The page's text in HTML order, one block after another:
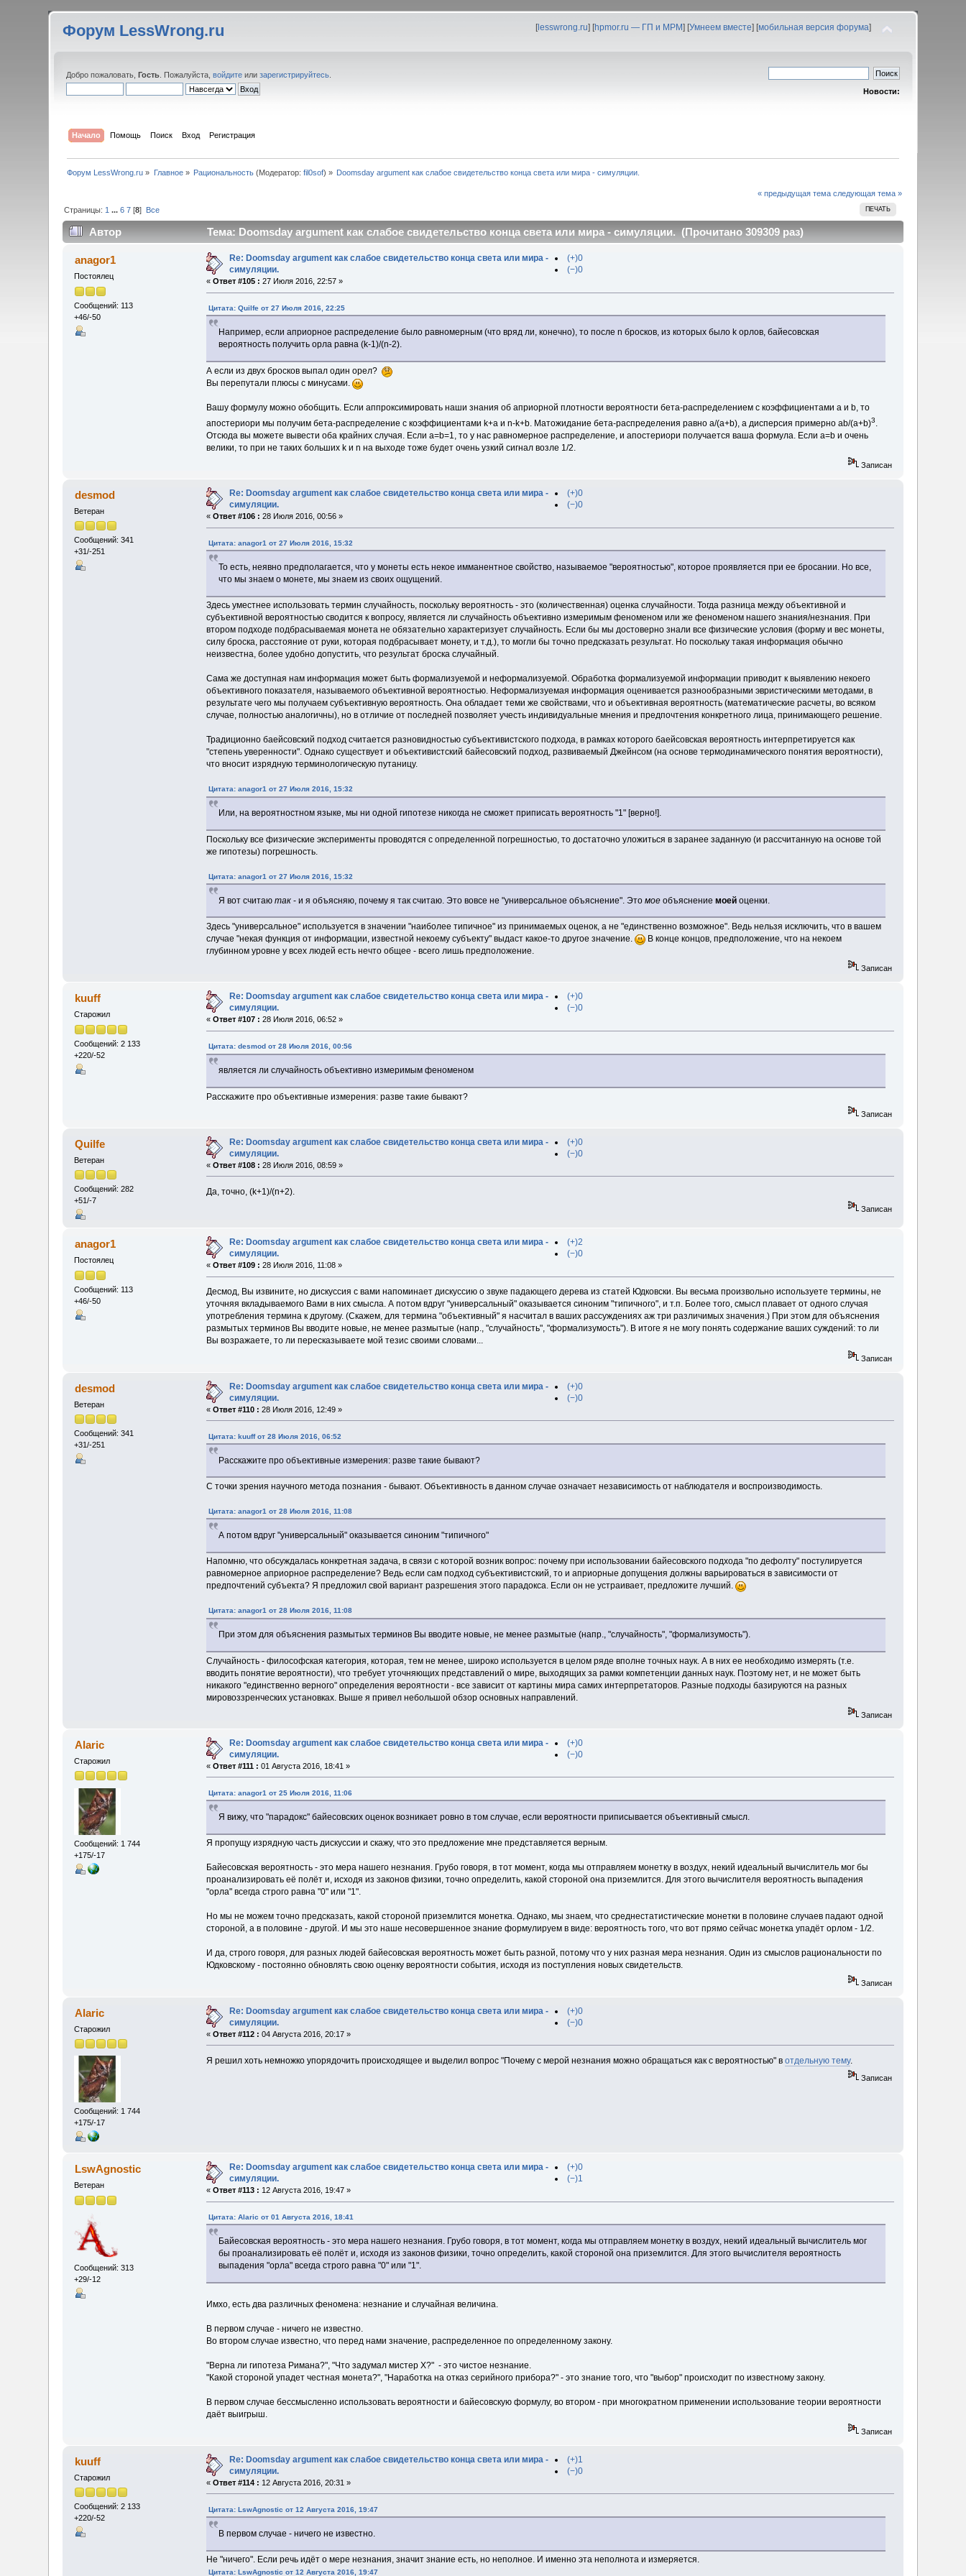
Форум LessWrong.ru [lesswrong.ru] [hpmor.ru — ГП и МРМ] [Умнеем вместе] [мобильная версия форума]
Добро пожаловать,Гость . Пожалуйста,войдите илизарегистрируйтесь
Новости:
Начало Помощь Поиск Вход Регистрация
Форум LessWrong.ru » Главное» Рациональность (Модератор:fil0sof) » Doomsday argument как слабое свидетельство конца света или мира - симуляции.
« предыдущая тема следующая тема »
ПЕЧАТЬ
Страницы: 1 ...6 7 [8] Все
Автор Тема: Doomsday argument как слабое свидетельство конца света или мира - симуляции. (Прочитано 309309 раз)
anagor1
Постоялец
Сообщений: 113
+46/-50
Re: Doomsday argument как слабое свидетельство конца света или мира -
симуляции.
« Ответ #105 : 27 Июля 2016, 22:57 »
(+)0
(−)0
Цитата: Quilfe от 27 Июля 2016, 22:25
Например, если априорное распределение было равномерным (что вряд ли, конечно), то после n бросков, из которых было k орлов, байесовская
вероятность получить орла равна (k-1)/(n-2).
А если из двух бросков выпал один орел?
Вы перепутали плюсы с минусами.
Вашу формулу можно обобщить. Если аппроксимировать наши знания об априорной плотности вероятности бета-распределением с коэффициентами a и b, то
апостериори мы получим бета-распределение с коэффициентами k+a и n-k+b. Матожидание бета-распределения равно a/(a+b), а дисперсия примерно ab/(a+b)3
Отсюда вы можете вывести оба крайних случая. Если a=b=1, то у нас равномерное распределение, и апостериори получается ваша формула. Если a=b и очень
велики, то при не таких больших k и n на выходе тоже будет очень узкий сигнал возле 1/2.
Записан
desmod
Ветеран
Сообщений: 341
+31/-251
Re: Doomsday argument как слабое свидетельство конца света или мира -
симуляции.
« Ответ #106 : 28 Июля 2016, 00:56 »
(+)0
(−)0
Цитата: anagor1 от 27 Июля 2016, 15:32
То есть, неявно предполагается, что у монеты есть некое имманентное свойство, называемое "вероятностью", которое проявляется при ее бросании. Но все,
что мы знаем о монете, мы знаем из своих ощущений.
Здесь уместнее использовать термин случайность, поскольку вероятность - это (количественная) оценка случайности. Тогда разница между объективной и
субъективной вероятностью сводится к вопросу, является ли случайность объективно измеримым феноменом или же феноменом нашего знания/незнания. При
втором подходе подбрасываемая монета не обязательно характеризует случайность. Если бы мы достоверно знали все физические условия (форму и вес монеты,
силу броска, расстояние от руки, которая подбрасывает монету, и т.д.), то могли бы точно предсказать результат. Но поскольку такая информация обычно
неизвестна, более удобно допустить, что результат броска случайный.
Сама же доступная нам информация может быть формализуемой и неформализуемой. Обработка формализуемой информации приводит к выявлению некоего
объективного показателя, называемого объективной вероятностью. Неформализуемая информация оценивается разнообразными эвристическими методами, в
результате чего мы получаем субъективную вероятность. Она обладает теми же свойствами, что и объективная вероятность (математические расчеты, во всяком
случае, полностью аналогичны), но в отличие от последней позволяет учесть индивидуальные мнения и предпочтения конкретного лица, принимающего решение.
Традиционно баейсовский подход считается разновидностью субъективистского подхода, в рамках которого баейсовская вероятность интерпретируется как
"степень уверенности". Однако существует и объективистский байесовский подход, развиваемый Джейнсом (на основе термодинамического понятия вероятности),
что вносит изрядную терминологическую путаницу.
Цитата: anagor1 от 27 Июля 2016, 15:32
Или, на вероятностном языке, мы ни одной гипотезе никогда не сможет приписать вероятность "1" [верно!].
Поскольку все физические эксперименты проводятся с определенной погрешностью, то достаточно уложиться в заранее заданную (и рассчитанную на основе той
же гипотезы) погрешность.
Цитата: anagor1 от 27 Июля 2016, 15:32
Я вот считаютак - и я объясняю, почему я так считаю. Это вовсе не "универсальное объяснение". Этомое объяснениемоей оценки.
Здесь "универсальное" используется в значении "наиболее типичное" из принимаемых оценок, а не "единственно возможное". Ведь нельзя исключить, что в вашем
случае "некая функция от информации, известной некоему субъекту" выдаст какое-то другое значение.
В конце концов, предположение, что на некоем
глубинном уровне у всех людей есть нечто общее - всего лишь предположение.
Записан
kuuff
Старожил
Сообщений: 2 133
+220/-52
Re: Doomsday argument как слабое свидетельство конца света или мира -
симуляции.
« Ответ #107 : 28 Июля 2016, 06:52 »
(+)0
(−)0
Цитата: desmod от 28 Июля 2016, 00:56
является ли случайность объективно измеримым феноменом
Расскажите про объективные измерения: разве такие бывают?
Записан
Quilfe
Ветеран
Сообщений: 282
+51/-7
Re: Doomsday argument как слабое свидетельство конца света или мира -
симуляции.
« Ответ #108 : 28 Июля 2016, 08:59 »
(+)0
(−)0
Да, точно, (k+1)/(n+2).
Записан
anagor1
Постоялец
Сообщений: 113
+46/-50
Re: Doomsday argument как слабое свидетельство конца света или мира -
симуляции.
« Ответ #109 : 28 Июля 2016, 11:08 »
(+)2
(−)0
Десмод, Вы извините, но дискуссия с вами напоминает дискуссию о звуке падающего дерева из статей Юдковски. Вы весьма произвольно используете термины, не
уточняя вкладываемого Вами в них смысла. А потом вдруг "универсальный" оказывается синоним "типичного", и т.п. Более того, смысл плавает от одного случая
употребления термина к другому. (Скажем, для термина "объективный" я насчитал в ваших рассуждениях аж три различимых значения.) При этом для объяснения
размытых терминов Вы вводите новые, не менее размытые (напр., "случайность", "формализумость"). В итоге я не могу понять содержание ваших суждений: то ли
Вы возражаете, то ли пересказываете мой тезис своими словами...
Записан
desmod
Ветеран
Сообщений: 341
+31/-251
Re: Doomsday argument как слабое свидетельство конца света или мира -
симуляции.
« Ответ #110 : 28 Июля 2016, 12:49 »
(+)0
(−)0
Цитата: kuuff от 28 Июля 2016, 06:52
Расскажите про объективные измерения: разве такие бывают?
С точки зрения научного метода познания - бывают. Объективность в данном случае означает независимость от наблюдателя и воспроизводимость.
Цитата: anagor1 от 28 Июля 2016, 11:08
А потом вдруг "универсальный" оказывается синоним "типичного"
Напомню, что обсуждалась конкретная задача, в связи с которой возник вопрос: почему при использовании байесовского подхода "по дефолту" постулируется
равномерное априорное распределение? Ведь если сам подход субъективистский, то и априорные допущения должны варьироваться в зависимости от
предпочтений субъекта? Я предложил свой вариант разрешения этого парадокса. Если он не устраивает, предложите лучший.
Цитата: anagor1 от 28 Июля 2016, 11:08
При этом для объяснения размытых терминов Вы вводите новые, не менее размытые (напр., "случайность", "формализумость").
Случайность - философская категория, которая, тем не менее, широко используется в целом ряде вполне точных наук. А в них ее необходимо измерять (т.е.
вводить понятие вероятности), что требует уточняющих представлений о мире, выходящих за рамки компетенции данных наук. Поэтому нет, и не может быть
никакого "единственно верного" определения вероятности - все зависит от картины мира самих интерпретаторов. Разные подходы базируются на разных
мировоззренческих установках. Выше я привел небольшой обзор основных направлений.
Записан
Alaric
Старожил
Сообщений: 1 744
+175/-17
Re: Doomsday argument как слабое свидетельство конца света или мира -
симуляции.
« Ответ #111 : 01 Августа 2016, 18:41 »
(+)0
(−)0
Цитата: anagor1 от 25 Июля 2016, 11:06
Я вижу, что "парадокс" байесовских оценок возникает ровно в том случае, если вероятности приписывается объективный смысл.
Я пропущу изрядную часть дискуссии и скажу, что это предложение мне представляется верным.
Байесовская вероятность - это мера нашего незнания. Грубо говоря, в тот момент, когда мы отправляем монетку в воздух, некий идеальный вычислитель мог бы
проанализировать её полёт и, исходя из законов физики, точно определить, какой стороной она приземлится. Для этого вычислителя вероятность выпадения
"орла" всегда строго равна "0" или "1".
Но мы не можем точно предсказать, какой стороной приземлится монетка. Однако, мы знаем, что среднестатистические монетки в половине случаев падают одной
стороной, а в половине - другой. И мы это наше несовершенное знание формулируем в виде: вероятность того, что вот прямо сейчас монетка упадёт орлом - 1/2.
И да, строго говоря, для разных людей байесовская вероятность может быть разной, потому что у них разная мера незнания. Один из смыслов рациональности по
Юдковскому - постоянно обновлять свою оценку вероятности события, исходя из поступления новых свидетельств.
Записан
Alaric
Старожил
Сообщений: 1 744
+175/-17
Re: Doomsday argument как слабое свидетельство конца света или мира -
симуляции.
« Ответ #112 : 04 Августа 2016, 20:17 »
(+)0
(−)0
Я решил хоть немножко упорядочить происходящее и выделил вопрос "Почему с мерой незнания можно обращаться как с вероятностью" в отдельную тему.
Записан
LswAgnostic
Ветеран
Сообщений: 313
+29/-12
Re: Doomsday argument как слабое свидетельство конца света или мира -
симуляции.
« Ответ #113 : 12 Августа 2016, 19:47 »
(+)0
(−)1
Цитата: Alaric от 01 Августа 2016, 18:41
Байесовская вероятность - это мера нашего незнания. Грубо говоря, в тот момент, когда мы отправляем монетку в воздух, некий идеальный вычислитель мог
бы проанализировать её полёт и, исходя из законов физики, точно определить, какой стороной она приземлится. Для этого вычислителя вероятность
выпадения "орла" всегда строго равна "0" или "1".
Имхо, есть два различных феномена: незнание и случайная величина.
В первом случае - ничего не известно.
Во втором случае известно, что перед нами значение, распределенное по определенному закону.
"Верна ли гипотеза Римана?", "Что задумал мистер X?" - это чистое незнание.
"Какой стороной упадет честная монета?", "Наработка на отказ серийного прибора?" - это знание того, что "выбор" происходит по известному закону.
В первом случае бессмысленно использовать вероятности и байесовскую формулу, во втором - при многократном применении использование теории вероятности
даёт выигрыш.
Записан
kuuff
Старожил
Сообщений: 2 133
+220/-52
Re: Doomsday argument как слабое свидетельство конца света или мира -
симуляции.
« Ответ #114 : 12 Августа 2016, 20:31 »
(+)1
(−)0
Цитата: LswAgnostic от 12 Августа 2016, 19:47
В первом случае - ничего не известно.
Не "ничего". Если речь идёт о мере незнания, значит знание есть, но неполное. И именно эта неполнота и измеряется.
Цитата: LswAgnostic от 12 Августа 2016, 19:47